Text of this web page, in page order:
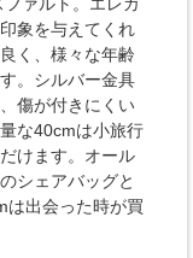
象を与えてくれ
く、様々な年齢
。シルバー金具
傷が付きにくい
な40cmは小旅行
けます。オール
シェアバッグと
は出会った時が買